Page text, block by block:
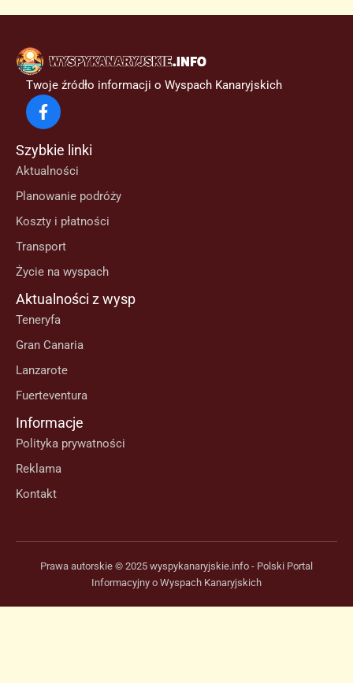
Twoje źródło informacji o Wyspach Kanaryjskich
Szybkie linki
Aktualności
Planowanie podróży
Koszty i płatności
Transport
Życie na wyspach
Aktualności z wysp
Teneryfa
Gran Canaria
Lanzarote
Fuerteventura
Informacje
Polityka prywatności
Reklama
Kontakt
Prawa autorskie © 2025 wyspykanaryjskie.info - Polski Portal
Informacyjny o Wyspach Kanaryjskich